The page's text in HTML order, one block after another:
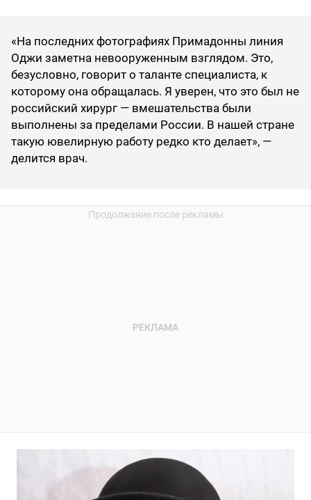
«На последних фотографиях Примадонны линия
Оджи заметна невооруженным взглядом. Это,
безусловно, говорит о таланте специалиста, к
которому она обращалась. Я уверен, что это был не
российский хирург — вмешательства были
выполнены за пределами России. В нашей стране
такую ювелирную работу редко кто делает», —
делится врач.